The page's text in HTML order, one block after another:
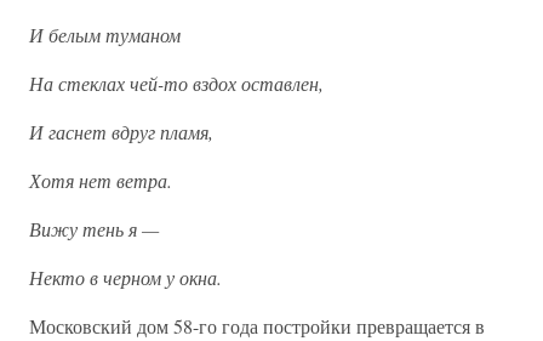
И белым туманом
На стеклах чей-то вздох оставлен,
И гаснет вдруг пламя,
Хотя нет ветра.
Вижу тень я —
Некто в черном у окна.
Московский дом 58-го года постройки превращается в